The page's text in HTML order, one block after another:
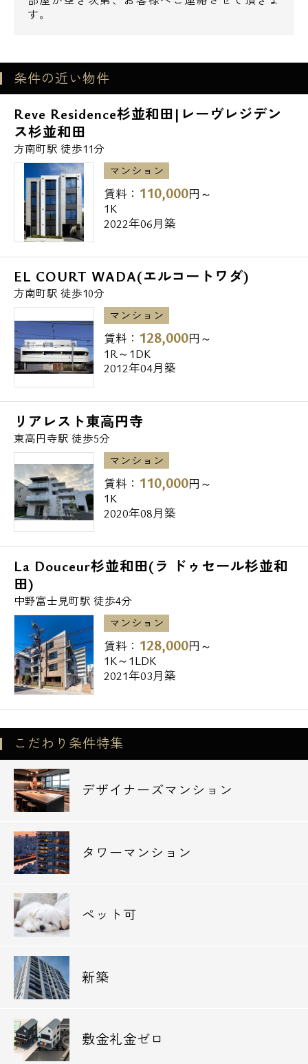
談下さい。
【周辺環境】
◆ショッピング施設
スーパーオオゼキ杉並和田店 475m
マルエツ杉並和田一丁目店 550m
サミットストア中野南台店 579m
◆コンビニ
ミニストップ杉並和田店 64m
ローソンツルハドラッグ杉並和田店 152m
セブンイレブン杉並和田1丁目店 435m
◆飲食店
スシロー方南町店 408m
モスバーガー島忠中野本店 415m
松のや方南町店 526m
マクドナルド方南町店 535m
サイゼリヤ方南町駅前店 546m
◆販売店
ローソンツルハドラッグ杉並和田店 151m
洋服の青山中野弥生町店 382m
島忠ホームズ中野本店 435m
ダイソーオオゼキ杉並和田店 475m
スギ薬局杉並和田店 491m
◆大学
私立女子美術大学 594m
私立女子美術大学短期大学部 595m
◆高校
私立佼成学園高校 324m
東京都立富士高校 522m
◆中学校
私立佼成学園中学校 407m
◆小学校
杉並区立和田小学校 482m
中野区立みなみの小学校 764m
◆幼稚園、保育園
むさしの保育園 135m
和田ここわ保育園 168m
◆病院
救世軍ブース記念病院 263m
立正佼成会附属佼成病院 523m
杉並聖堂前郵便局 341m
杉並方南二郵便局 661m
す。
条件の近い物件
Reve Residence杉並和田|レーヴレジデン
ス杉並和田
方南町駅 徒歩11分
マンション
賃料： 110,000円～
1K
2022年06月築
EL COURT WADA(エルコートワダ)
方南町駅 徒歩10分
マンション
賃料： 128,000円～
1R～1DK
2012年04月築
リアレスト東高円寺
東高円寺駅 徒歩5分
マンション
賃料： 110,000円～
1K
2020年08月築
La Douceur杉並和田(ラ ドゥセール杉並和
田)
中野富士見町駅 徒歩4分
マンション
賃料： 128,000円～
1K～1LDK
2021年03月築
こだわり条件特集
デザイナーズマンション
タワーマンション
ペット可
新築
敷金礼金ゼロ